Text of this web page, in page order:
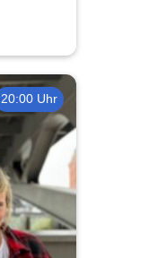
20:00 Uhr